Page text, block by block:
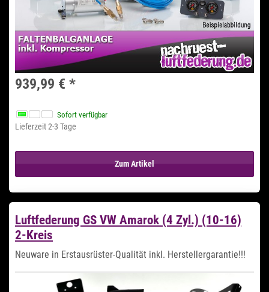
939,99 € *
Sofort verfügbar
Lieferzeit 2-3 Tage
Zum Artikel
Luftfederung GS VW Amarok (4 Zyl.) (10-16)
2-Kreis
Neuware in Erstausrüster-Qualität inkl. Herstellergarantie!!!